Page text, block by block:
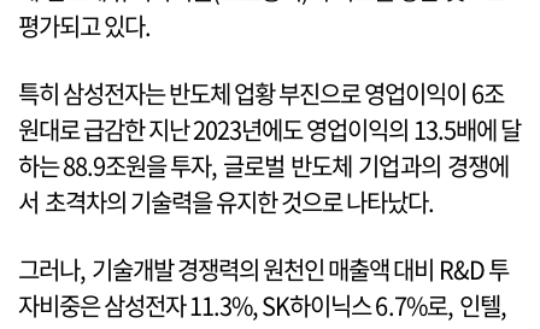
평가되고 있다.
특히 삼성전자는 반도체 업황 부진으로 영업이익이 6조
원대로 급감한 지난 2023년에도 영업이익의 13.5배에 달
하는 88.9조원을 투자, 글로벌 반도체 기업과의 경쟁에
서 초격차의 기술력을 유지한 것으로 나타났다.
그러나, 기술개발 경쟁력의 원천인 매출액 대비 R&D 투
자비중은 삼성전자 11.3%, SK하이닉스 6.7%로, 인텔,